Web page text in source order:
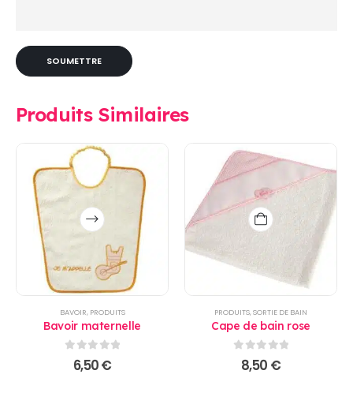
Produits Similaires
Ce
produit
plusieurs
variations.
Les
options
peuvent
être
choisies
sur
BAVOIR, PRODUITS
Bavoir maternelle
sur 5
6,50€
PRODUITS,SORTIE DE BAIN
Cape de bain rose
sur 5
8,50 €